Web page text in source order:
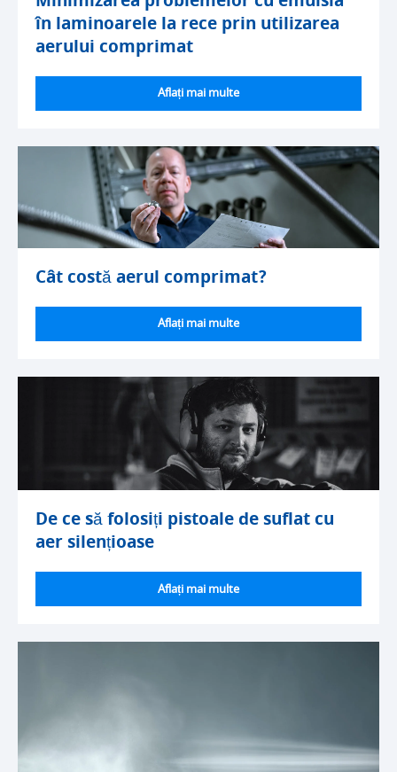
în laminoarele la rece prin utilizarea
aerului comprimat
Aflați mai multe
Cât costă aerul comprimat?
Aflați mai multe
De ce să folosiți pistoale de suflat cu
aer silențioase
Aflați mai multe